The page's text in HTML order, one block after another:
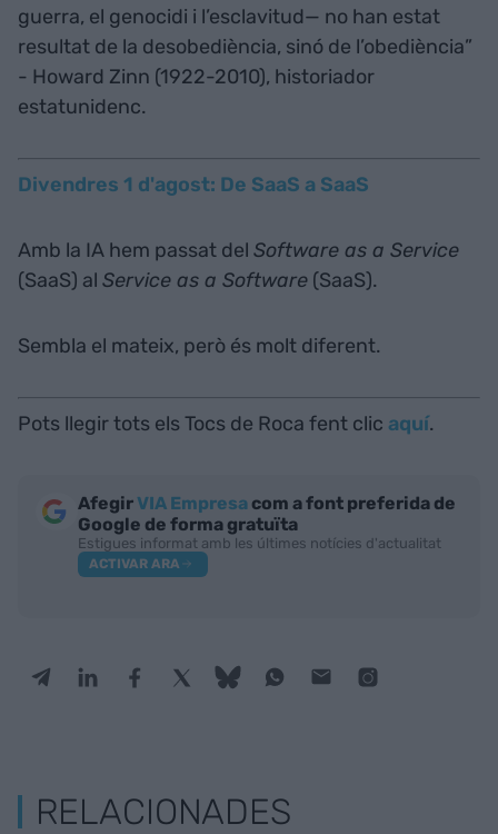
guerra, el genocidi i l’esclavitud— no han estat
resultat de la desobediència, sinó de l’obediència”
- Howard Zinn (1922-2010), historiador
estatunidenc.
Divendres 1 d'agost: De SaaS a SaaS
Amb la IA hem passat del Software as a Service
(SaaS) al Service as a Software (SaaS).
Sembla el mateix, però és molt diferent.
Pots llegir tots els Tocs de Roca fent clic aquí.
AfegirVIA Empresa com a font preferida de
Google de forma gratuïta
Estigues informat amb les últimes notícies d'actualitat
ACTIVAR ARA
RELACIONADES